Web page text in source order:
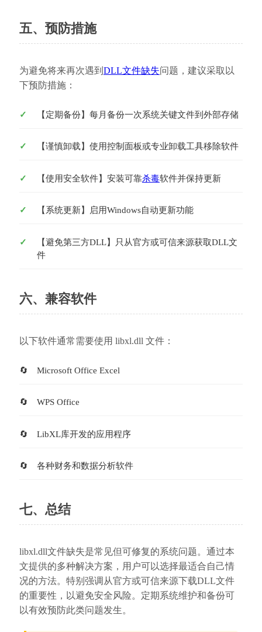
五、预防措施
为避免将来再次遇到 DLL文件缺失问题，建议采取以
下预防措施：
【定期备份】每月备份一次系统关键文件到外部存储
【谨慎卸载】使用控制面板或专业卸载工具移除软件
【使用安全软件】安装可靠杀毒软件并保持更新
【系统更新】启用Windows自动更新功能
【避免第三方DLL】只从官方或可信来源获取DLL文
件
六、兼容软件
以下软件通常需要使用 libxl.dll 文件：
Microsoft Office Excel
WPS Office
LibXL库开发的应用程序
各种财务和数据分析软件
七、总结
libxl.dll文件缺失是常见但可修复的系统问题。通过本
文提供的多种解决方案，用户可以选择最适合自己情
况的方法。特别强调从官方或可信来源下载DLL文件
的重要性，以避免安全风险。定期系统维护和备份可
以有效预防此类问题发生。